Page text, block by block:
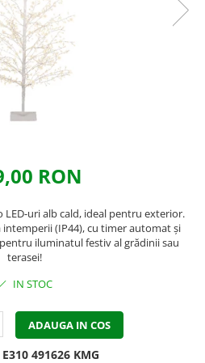
RON
LED-uri alb cald, ideal pentru exterior.
(IP44), cu timer automat și
iluminatul festiv al grădinii sau
terasei!
IN STOC
ADAUGA IN COS
E310 491626 KMG